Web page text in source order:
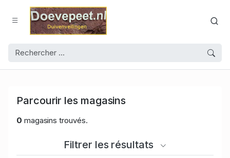
Parcourir les magasins
0 magasins trouvés.
Filtrer les résultats